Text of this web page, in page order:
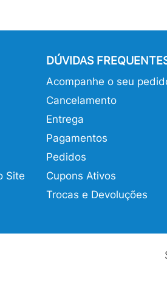
Site
DÚVIDAS
Acompanhe o seu
Cancelamento
Entrega
Pagamentos
Pedidos
Cupons Ativos
Trocas e Devoluções